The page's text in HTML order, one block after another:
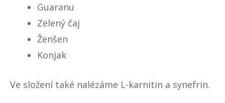
Guaranu
Zelený čaj
Ženšen
Konjak
Ve složení také nalézáme L-karnitin a synefrin.